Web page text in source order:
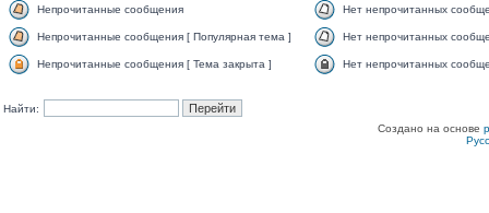
Непрочитанные сообщения Нет непрочитанных
Непрочитанные сообщения [ Популярная тема ] Нет непрочитанных
Непрочитанные сообщения [ Тема закрыта ] Нет непрочитанных
Найти:
Создано на основе